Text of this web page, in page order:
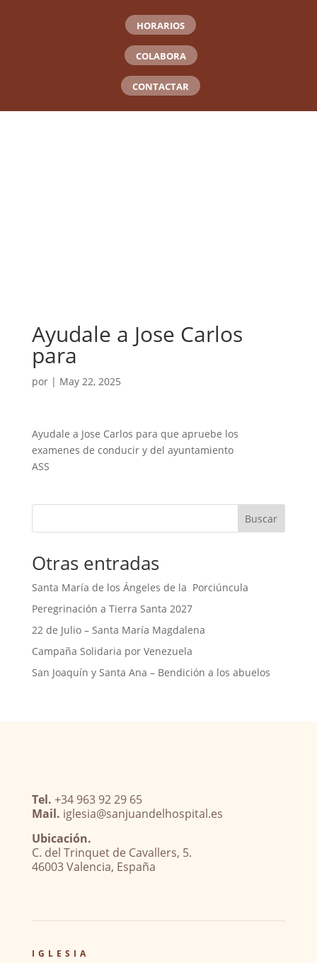
HORARIOS
COLABORA
CONTACTAR
Ayudale a Jose Carlos
para
por | May 22, 2025
Ayudale a Jose Carlos para que apruebe los
examenes de conducir y del ayuntamiento
ASS
Buscar
Otras entradas
Santa María de los Ángeles de la Porciúncula
Peregrinación a Tierra Santa 2027
22 de Julio – Santa María Magdalena
Campaña Solidaria por Venezuela
San Joaquín y Santa Ana – Bendición a los abuelos
Tel. +34 963 92 29 65
Mail. iglesia@sanjuandelhospital.es
Ubicación.
C. del Trinquet de Cavallers, 5.
46003 Valencia, España
IGLESIA